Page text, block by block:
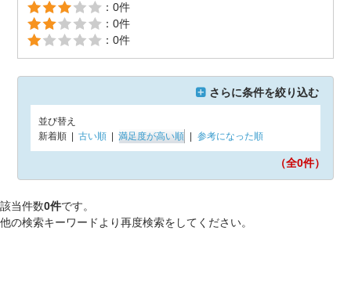
：0件
：0件
：0件
さらに条件を絞り込む
並び替え
新着順
古い順 満足度が高い順 参考になった順
（全0件）
該当件数0件です。
他の検索キーワードより再度検索をしてください。